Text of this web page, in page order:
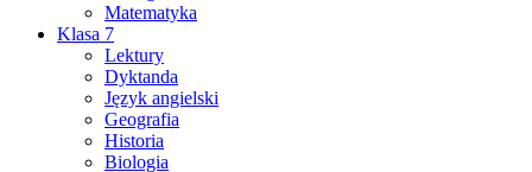
Matematyka
Klasa 7
Lektury
Dyktanda
Język angielski
Geografia
Historia
Biologia